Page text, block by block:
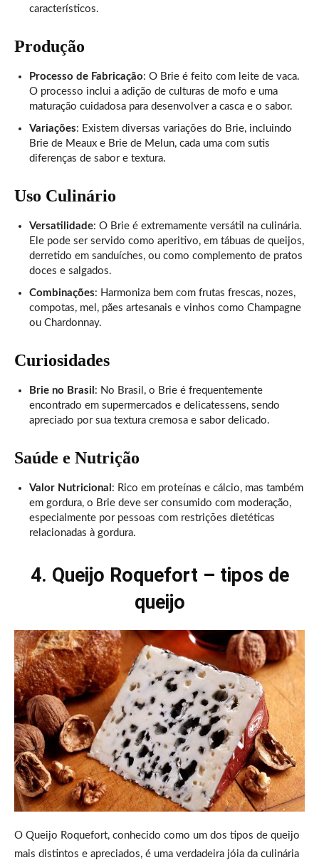
característicos.
Produção
Processo de Fabricação: O Brie é feito com leite de vaca.
O processo inclui a adição de culturas de mofo e uma
maturação cuidadosa para desenvolver a casca e o sabor.
Variações: Existem diversas variações do Brie, incluindo
Brie de Meaux e Brie de Melun, cada uma com sutis
diferenças de sabor e textura.
Uso Culinário
Versatilidade: O Brie é extremamente versátil na culinária.
Ele pode ser servido como aperitivo, em tábuas de queijos,
derretido em sanduíches, ou como complemento de pratos
doces e salgados.
Combinações: Harmoniza bem com frutas frescas, nozes,
compotas, mel, pães artesanais e vinhos como Champagne
ou Chardonnay.
Curiosidades
Brie no Brasil : No Brasil, o Brie é frequentemente
encontrado em supermercados e delicatessens, sendo
apreciado por sua textura cremosa e sabor delicado.
Saúde e Nutrição
Valor Nutricional : Rico em proteínas e cálcio, mas também
em gordura, o Brie deve ser consumido com moderação,
especialmente por pessoas com restrições dietéticas
relacionadas à gordura.
4. Queijo Roquefort – tipos de
queijo
O Queijo Roquefort, conhecido como um dos tipos de queijo
mais distintos e apreciados, é uma verdadeira jóia da culinária